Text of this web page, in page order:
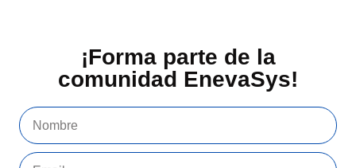
¡Forma parte de la
comunidad EnevaSys!